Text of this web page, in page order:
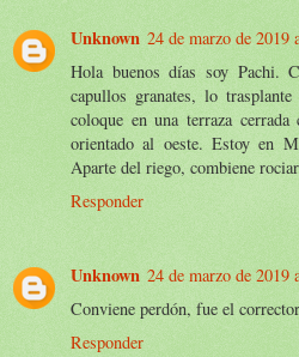
Unknown 24 de marzo de 2019
Hola buenos días soy Pachi.
capullos granates, lo
coloque en una terraza
orientado al oeste. Estoy en
Aparte del riego, combiene
Responder
Unknown 24 de marzo de 2019
Conviene perdón, fue el corrector
Responder